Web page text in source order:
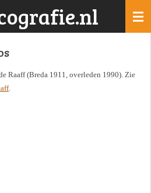
Raaff (Breda 1911, overleden 1990). Zie
.